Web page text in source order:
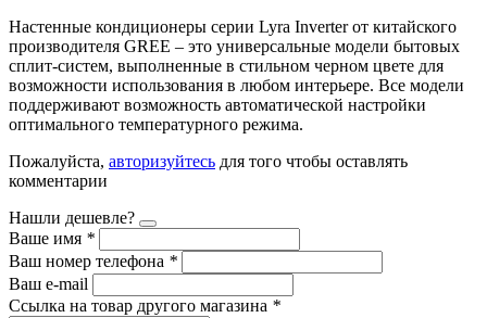
Настенные кондиционеры серии Lyra Inverter от китайского
производителя GREE – это универсальные модели бытовых
сплит-систем, выполненные в стильном черном цвете для
возможности использования в любом интерьере. Все модели
поддерживают возможность автоматической настройки
оптимального температурного режима.
Пожалуйста, авторизуйтесь для того чтобы оставлять
комментарии
Нашли дешевле?
Ваше имя *
Ваш номер телефона *
Ваш e-mail
Ссылка на товар другого магазина *